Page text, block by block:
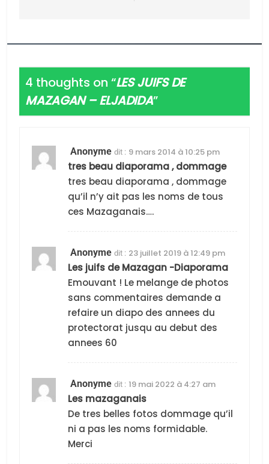
4 thoughts on “LES JUIFS DE
MAZAGAN – ELJADIDA”
Anonyme dit : 9 mars 2014 à 10:25 pm
tres beau diaporama , dommage
tres beau diaporama , dommage
qu’il n’y ait pas les noms de tous
ces Mazaganais….
Anonyme dit : 23 juillet 2019 à 12:49 pm
Les juifs de Mazagan -Diaporama
Emouvant ! Le melange de photos
sans commentaires demande a
refaire un diapo des annees du
protectorat jusqu au debut des
annees 60
Anonyme dit : 19 mai 2022 à 4:27 am
Les mazaganais
De tres belles fotos dommage qu’il
ni a pas les noms formidable.
Merci
2025, l’année la plus
meurtrière selon le
rapport d’ADL contre
6
FIÈRE, DIGNE ET RÉSILIENTE :
POURQUOI JE REVENDIQUE
MA JUDAÏTE par Thérèse
ISRAÉL JUDAISME